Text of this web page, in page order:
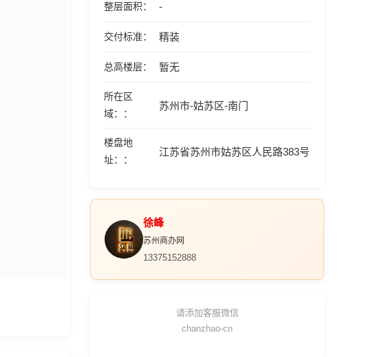
整层面积 -
交付标准 精装
总高楼层 暂无
所在区
域：
苏州市-姑苏区-南门
楼盘地
址：
江苏省苏州市姑苏区人民路383号
徐峰
苏州商办网
13375152888
请添加客服微信
chanzhao-cn